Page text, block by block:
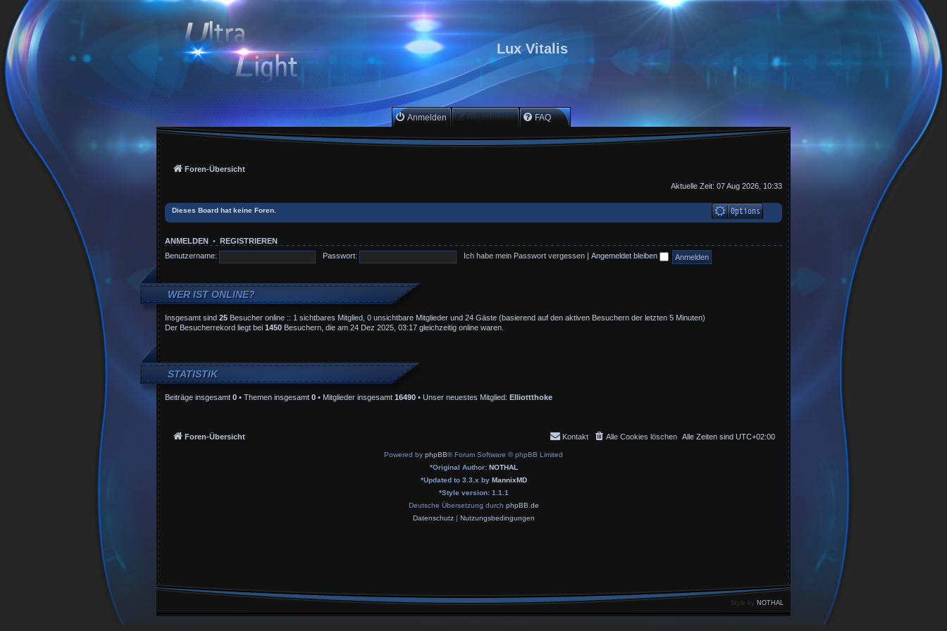
Lux Vitalis
Anmelden Registrieren FAQ
Foren-Übersicht
Aktuelle Zeit: 07 Aug 2026, 10:33
Dieses Board hat keine Foren.
ANMELDEN • REGISTRIEREN
Benutzername:
Passwort: Ich habe mein Passwort vergessen Angemeldet bleiben
WER IST ONLINE?
Insgesamt sind 25 Besucher online :: 1 sichtbares Mitglied, 0 unsichtbare Mitglieder und 24 Gäste (basierend auf den aktiven Besuchern der letzten 5 Minuten)
Der Besucherrekord liegt bei 1450 Besuchern, die am 24 Dez 2025, 03:17 gleichzeitig online waren.
STATISTIK
Beiträge insgesamt 0 • Themen insgesamt 0 • Mitglieder insgesamt 16490 • Unser neuestes Mitglied: Elliottthoke
Foren-Übersicht Alle Zeiten sind UTC+02:00
Alle Cookies löschen
Kontakt
Powered by phpBB® Forum Software © phpBB Limited
*Original Author: NOTHAL
*Updated to 3.3.x by MannixMD
*Style version: 1.1.1
Deutsche Übersetzung durch phpBB.de
Datenschutz| Nutzungsbedingungen
Style by NOTHAL